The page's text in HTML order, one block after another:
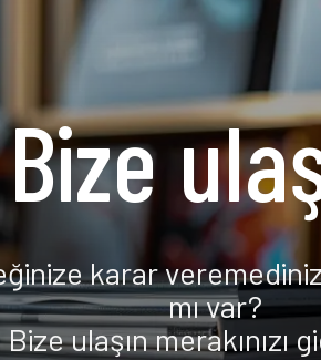
Bize
karar
mı var?
Bize ulaşın merakınızı